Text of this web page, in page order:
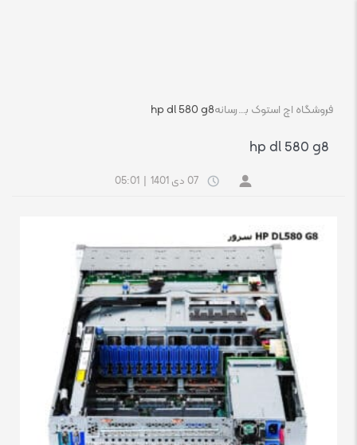
فروشگاه اچ استوک بازار انلاین تجهیزات کامپیوتر استوکرسانهhp dl 580 g8
hp dl 580 g8
07 دی 1401 05:01